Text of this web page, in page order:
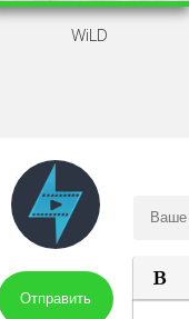
WiLD
Отправить